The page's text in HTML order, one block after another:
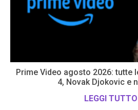
Prime Video agosto 2026: tutte
4, Novak Djokovic e
LEGGI